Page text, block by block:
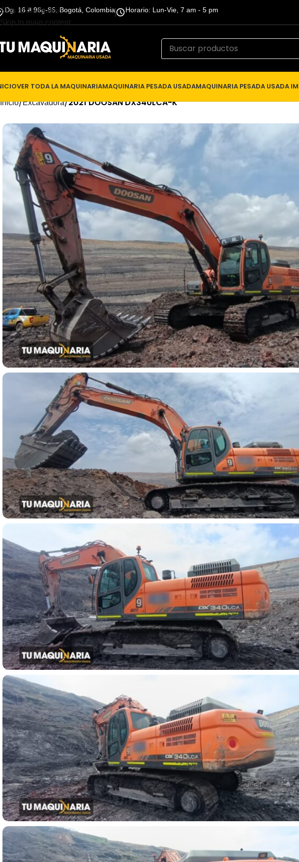
Skip to navigation
Skip to main content
Dg. 16 # 96g-85, Bogotá, Colombia Horario: Lun-Vie, 7 am - 5 pm
VER TODA LA MAQUINARIAMAQUINARIA PESADA USADAMAQUINARIA PESADA USADA
Inicio/Excavadora/2021 DOOSAN DX340LCA-K